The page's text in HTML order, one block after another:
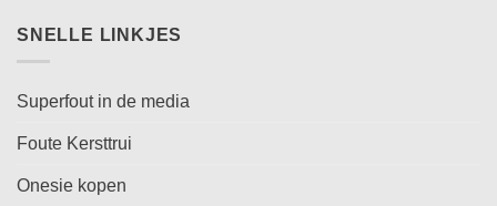
SNELLE LINKJES
Superfout in de media
Foute Kersttrui
Onesie kopen